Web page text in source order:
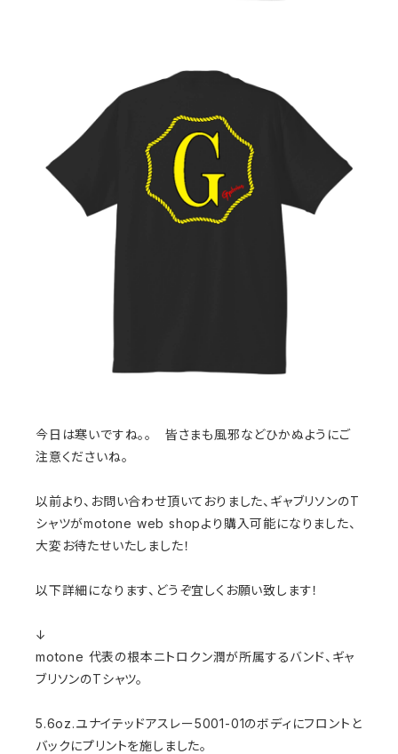
今日は寒いですね。。 皆さまも風邪などひかぬようにご
注意くださいね。
以前より、お問い合わせ頂いておりました、ギャブリソンのT
シャツがmotone web shopより購入可能になりました、
大変お待たせいたしました！
以下詳細になります、どうぞ宜しくお願い致します！
↓
motone 代表の根本ニトロクン潤が所属するバンド、ギャ
ブリソンのTシャツ。
5.6oz.ユナイテッドアスレー5001-01のボディにフロントと
バックにプリントを施しました。